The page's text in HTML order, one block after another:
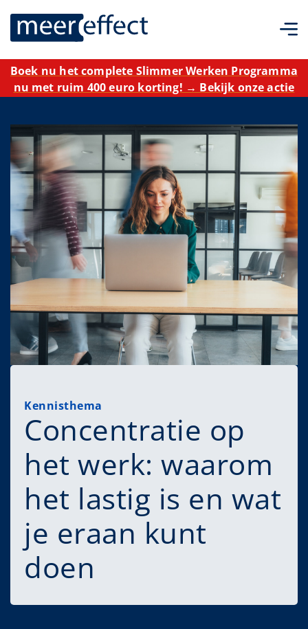
Boek nu het complete Slimmer Werken Programma
nu met ruim 400 euro korting! → Bekijk onze actie
Kennisthema
Concentratie op
het werk: waarom
het lastig is en wat
je eraan kunt
doen